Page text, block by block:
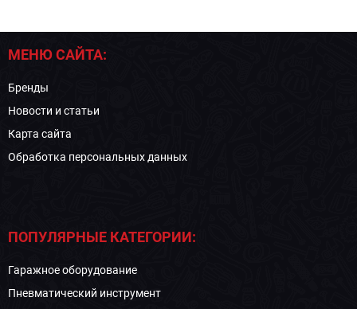
МЕНЮ САЙТА:
Бренды
Новости и статьи
Карта сайта
Обработка персональных данных
ПОПУЛЯРНЫЕ КАТЕГОРИИ:
Гаражное оборудование
Пневматический инструмент